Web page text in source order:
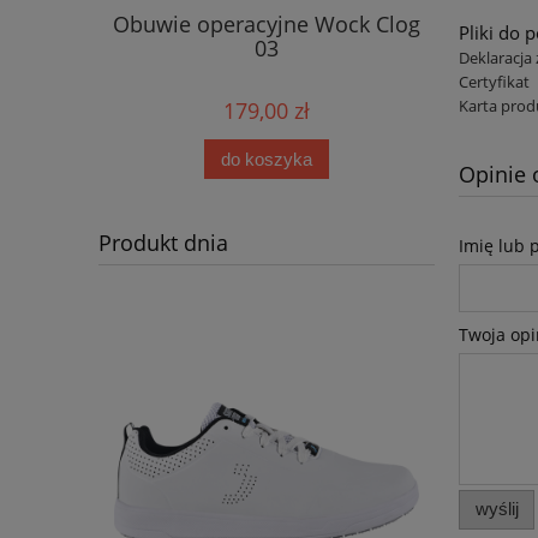
Obuwie operacyjne Wock Clog
03
179,00 zł
do koszyka
Obuwie
Produkt dnia
Pliki do
Deklaracja
Certyfikat
Karta
Opinie
Imię lub
Twoja
wyślij